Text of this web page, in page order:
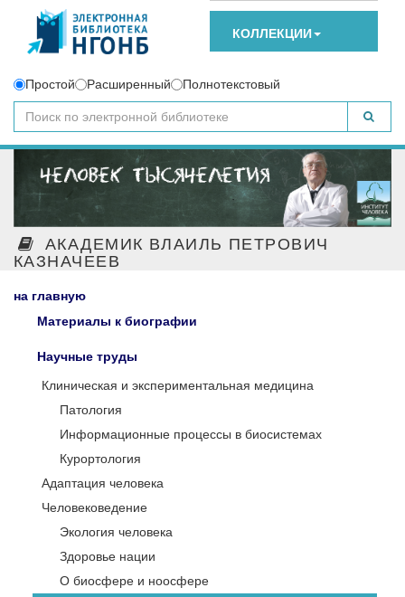
КОЛЛЕКЦИИ
Простой Расширенный Полнотекстовый
АКАДЕМИК ВЛАИЛЬ ПЕТРОВИЧ
КАЗНАЧЕЕВ
на главную
Материалы к биографии
Научные труды
Клиническая и экспериментальная медицина
Патология
Информационные процессы в биосистемах
Курортология
Адаптация человека
Человековедение
Экология человека
Здоровье нации
О биосфере и ноосфере